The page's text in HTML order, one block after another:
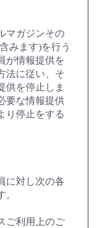
マガジンその
みます)を行う
が情報提供を
法に従い、そ
供を停止しま
要な情報提供
り停止をする
に対し次の各
ご利用上のご